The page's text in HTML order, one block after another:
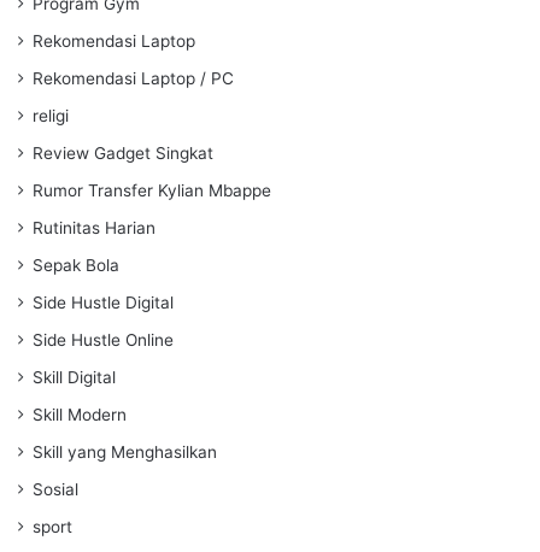
Rekomendasi Laptop
Rekomendasi Laptop / PC
religi
Review Gadget Singkat
Rumor Transfer Kylian Mbappe
Rutinitas Harian
Sepak Bola
Side Hustle Digital
Side Hustle Online
Skill Digital
Skill Modern
Skill yang Menghasilkan
Sosial
sport